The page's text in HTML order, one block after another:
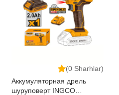
(0 Sharhlar)
Аккумуляторная дрель
шуруповерт INGCO